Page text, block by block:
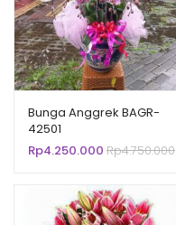
Bunga Anggrek BAGR-
42501
Rp4.250.000 Rp4.750.000